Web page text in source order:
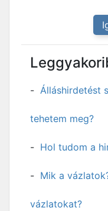
Álláshirdetést
tehetem meg?
Hol tudom a
Mik a
vázlatokat?